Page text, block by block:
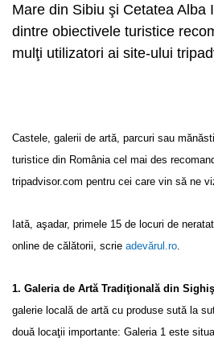
Mare din Sibiu şi Cetatea Alba
dintre obiectivele turistice
mulţi utilizatori ai site-ului
Castele, galerii de artă, parcuri sau
turistice din România cel mai des
tripadvisor.com pentru cei care vin să ne
Iată, aşadar, primele 15 de locuri de
online de călătorii, scrie adevărul.ro
1. Galeria de Artă Tradiţională din
galerie locală de artă cu produse sută la
două locaţii importante: Galeria 1 este